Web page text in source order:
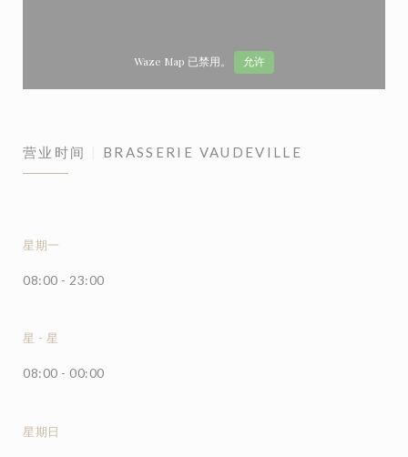
Waze Map 已禁用。 允许
营业时间 BRASSERIE VAUDEVILLE
星期一
08:00 - 23:00
星 - 星
08:00 - 00:00
星期日